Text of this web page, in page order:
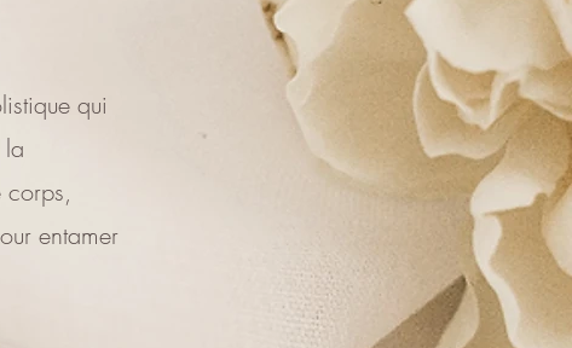
qui
corps,
entamer